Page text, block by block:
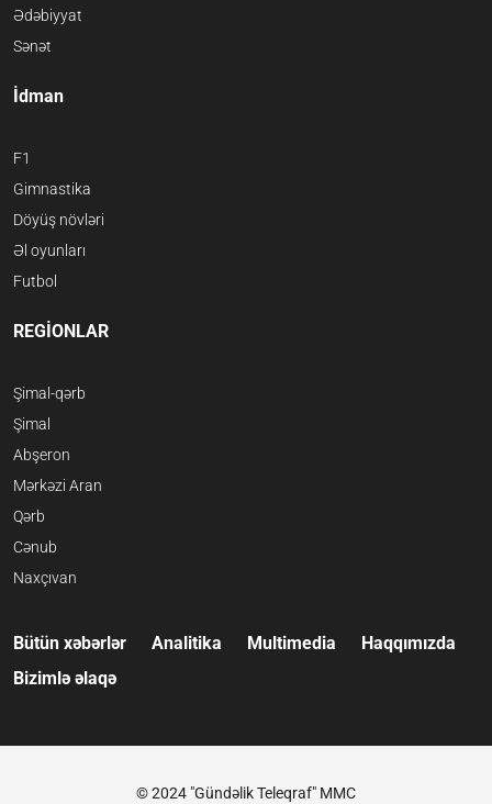
Ədəbiyyat
Sənət
İdman
F1
Gimnastika
Döyüş növləri
Əl oyunları
Futbol
REGİONLAR
Şimal-qərb
Şimal
Abşeron
Mərkəzi Aran
Qərb
Cənub
Naxçıvan
Bütün xəbərlər Analitika Multimedia
Haqqımızda
Bizimlə əlaqə
© 2024 "Gündəlik Teleqraf" MMC